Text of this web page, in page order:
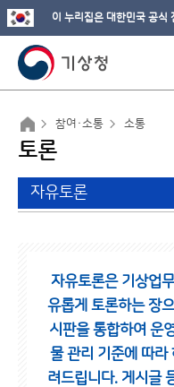
이 누리집은 대한민국 공식
참여·소통 소통
토론
자유토론
자유토론은 기상업
유롭게 토론하는 장
시판을 통합하여 운
물 관리 기준에 따라
려드립니다. 게시글